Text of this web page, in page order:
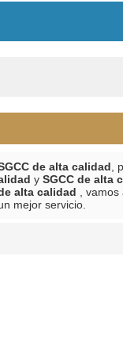
de alta calidad ,
y SGCC de alta
alta calidad ,
mejor servicio.